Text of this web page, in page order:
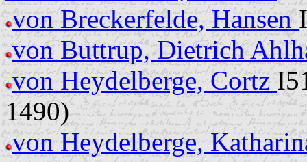
von Breckerfelde, Hansen
von Buttrup, Dietrich
von Heydelberge, Cortz
1490)
von Heydelberge,